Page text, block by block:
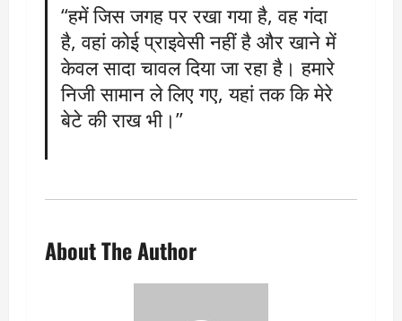
“हमें जिस जगह पर रखा गया है, वह गंदा
है, वहां कोई प्राइवेसी नहीं है और खाने में
केवल सादा चावल दिया जा रहा है। हमारे
निजी सामान ले लिए गए, यहां तक कि मेरे
बेटे की राख भी।”
About The Author